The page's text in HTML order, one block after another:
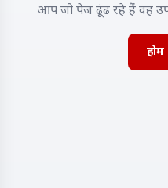
आप जो पेज ढूंढ रहे हैं वह